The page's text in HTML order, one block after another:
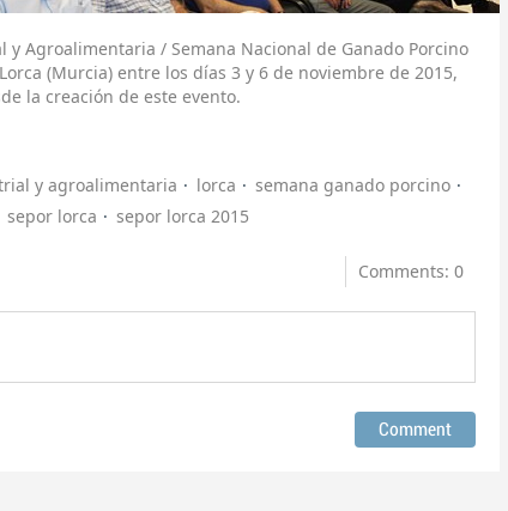
y Agroalimentaria / Semana Nacional de Ganado Porcino
(Murcia) entre los días 3 y 6 de noviembre de 2015,
la creación de este evento.
y agroalimentaria
lorca
semana ganado porcino
sepor lorca sepor lorca 2015
Comments: 0